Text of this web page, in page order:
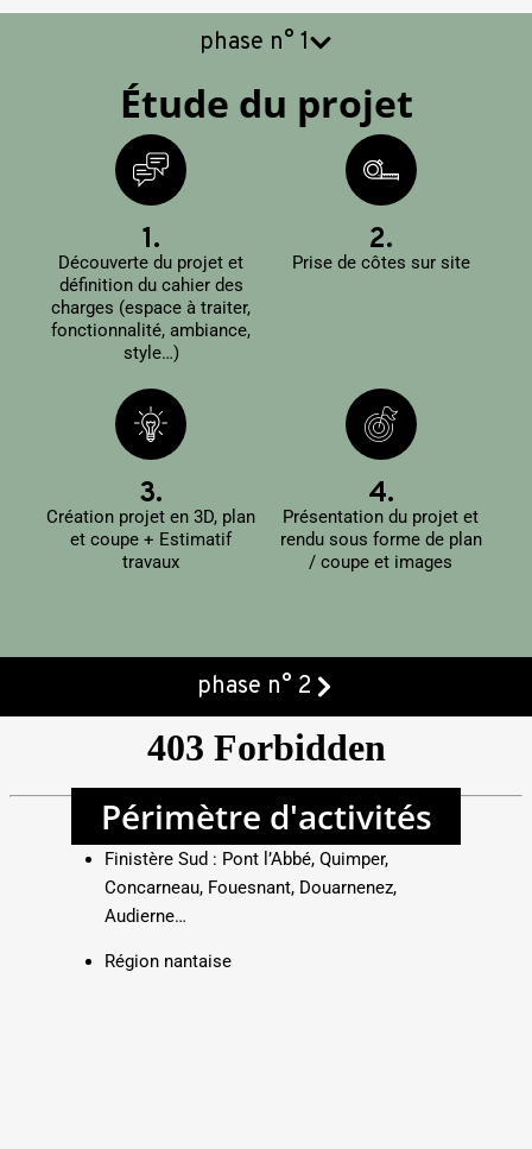
phase n° 1
phase n° 2
Étude du projet
1.
Découverte du projet et
définition du cahier des
charges (espace à traiter,
fonctionnalité, ambiance,
style…)
2.
Prise de côtes sur site
3.
Création projet en 3D, plan
et coupe + Estimatif
travaux
4.
Présentation du projet et
rendu sous forme de plan
/ coupe et images
Périmètre d'activités
Finistère Sud : Pont l’Abbé, Quimper,
Concarneau, Fouesnant, Douarnenez,
Audierne…
Région nantaise